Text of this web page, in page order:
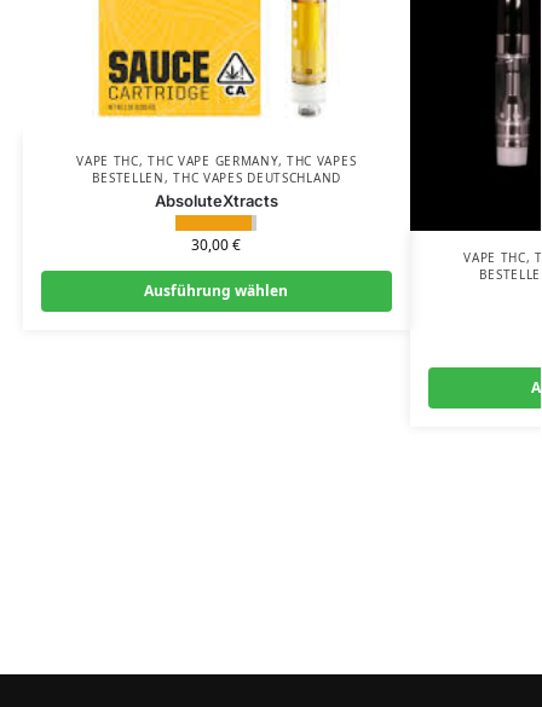
VAPE THC,THC VAPE GERMANY, THC VAPES
BESTELLEN,THC VAPES DEUTSCHLAND
AbsoluteXtracts
30,00€
Ausführung wählen
VAPE THC,